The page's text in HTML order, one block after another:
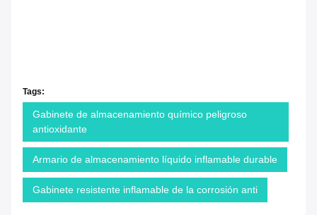
Tags:
Gabinete de almacenamiento químico peligroso
antioxidante
Armario de almacenamiento líquido inflamable durable
Gabinete resistente inflamable de la corrosión anti